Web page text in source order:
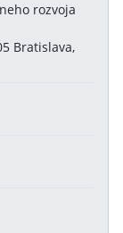
rozvoja
Bratislava,